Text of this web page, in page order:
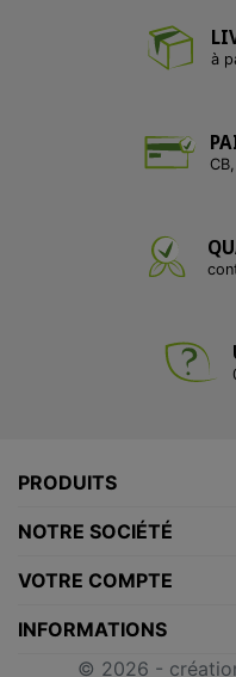
à
PRODUITS
NOTRE SOCIÉTÉ
VOTRE COMPTE
INFORMATIONS
© 2026 -